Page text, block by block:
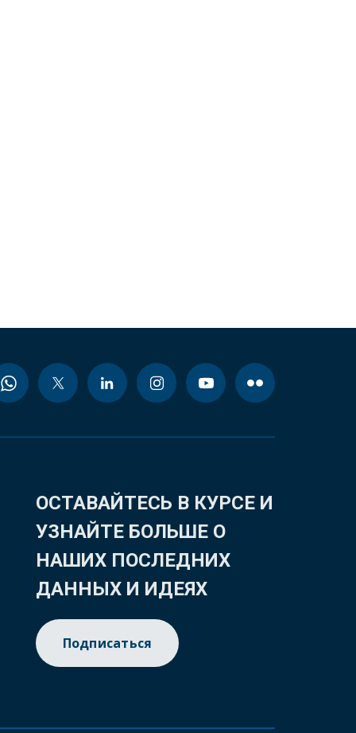
ОСТАВАЙТЕСЬ В КУРСЕ И
УЗНАЙТЕ БОЛЬШЕ О
НАШИХ ПОСЛЕДНИХ
ДАННЫХ И ИДЕЯХ
Подписаться